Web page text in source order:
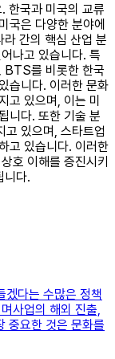
한국과 미국의 교류
국은 다양한 분야에
간의 핵심 산업 분
나고 있습니다. 특
BTS를 비롯한 한국
습니다. 이러한 문화
고 있으며, 이는 미
니다. 또한 기술 분
고 있으며, 스타트업
고 있습니다. 이러한
호 이해를 증진시키
니다.
겠다는 수많은 정책
사업의 해외 진출,
중요한 것은 문화를